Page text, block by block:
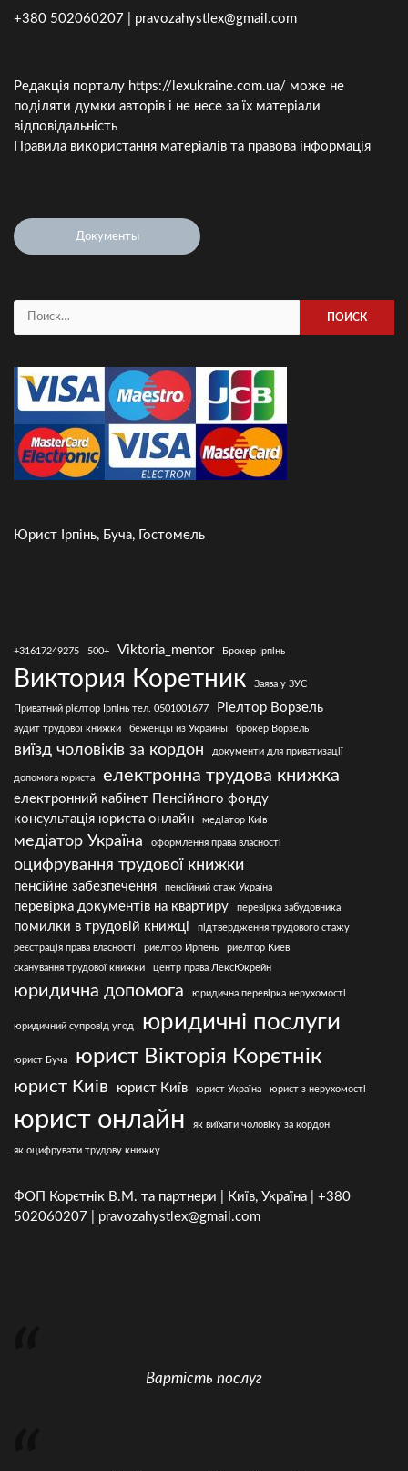
+380 502060207 | pravozahystlex@gmail.com
Редакція порталу https://lexukraine.com.ua/ може не
поділяти думки авторів і не несе за їх матеріали
відповідальність
Правила використання матеріалів та правова інформація
Документы
Найти:
Юрист Ірпінь, Буча, Гостомель
+31617249275 500+ Viktoria_mentor Брокер Ірпінь
Виктория Коретник Заява у ЗУС
Приватний рієлтор Ірпінь тел. 0501001677 Ріелтор Ворзель
аудит трудової книжки беженцы из Украины брокер Ворзель
виїзд чоловіків за кордон документи для приватизації
допомога юриста електронна трудова книжка
електронний кабінет Пенсійного фонду
консультація юриста онлайн
медіатор Киів
медіатор Україна оформлення права власності
оцифрування трудової книжки
пенсійне забезпечення пенсійний стаж Україна
перевірка документів на квартиру перевірка забудовника
помилки в трудовій книжці
підтвердження трудового стажу
реєстрація права власності
риелтор Ирпень
риелтор Киев
сканування трудової книжки
центр права ЛексЮкрейн
юридична допомога юридична перевірка нерухомості
юридичний супровід угод юридичні послуги
юрист Буча юрист Вікторія Корєтнік
юрист Киів юрист Київ юрист Україна юрист з нерухомості
юрист онлайн як виїхати чоловіку за кордон
як оцифрувати трудову книжку
ФОП Корєтнік В.М. та партнери | Київ, Україна | +380
502060207 | pravozahystlex@gmail.com
Вартість послуг